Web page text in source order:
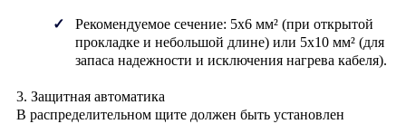
Рекомендуемое сечение: 5х6 мм² (при открытой
прокладке и небольшой длине) или 5х10 мм² (для
запаса надежности и исключения нагрева кабеля).
3. Защитная автоматика
В распределительном щите должен быть установлен